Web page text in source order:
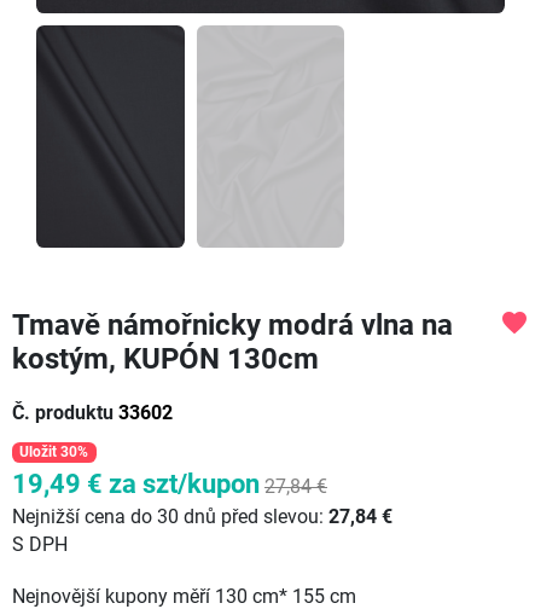
Tmavě námořnicky modrá vlna na
kostým, KUPÓN 130cm
Č. produktu 33602
favorite
Uložit 30%
19,49 € za szt/kupon 27,84 €
Nejnižší cena do 30 dnů před slevou: 27,84 €
S DPH
Nejnovější kupony měří 130 cm* 155 cm